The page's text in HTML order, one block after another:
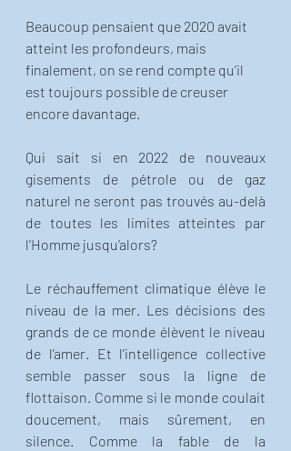
Beaucoup pensaient que 2020 avait
atteint les profondeurs, mais
finalement, on se rend compte qu’il
est toujours possible de creuser
encore davantage.
Qui sait si en 2022 de nouveaux
gisements de pétrole ou de gaz
naturel ne seront pas trouvés au-delà
de toutes les limites atteintes par
l’Homme jusqu’alors?
Le réchauffement climatique élève le
niveau de la mer. Les décisions des
grands de ce monde élèvent le niveau
de l’amer. Et l’intelligence collective
semble passer sous la ligne de
flottaison. Comme si le monde coulait
doucement, mais sûrement, en
silence. Comme la fable de la